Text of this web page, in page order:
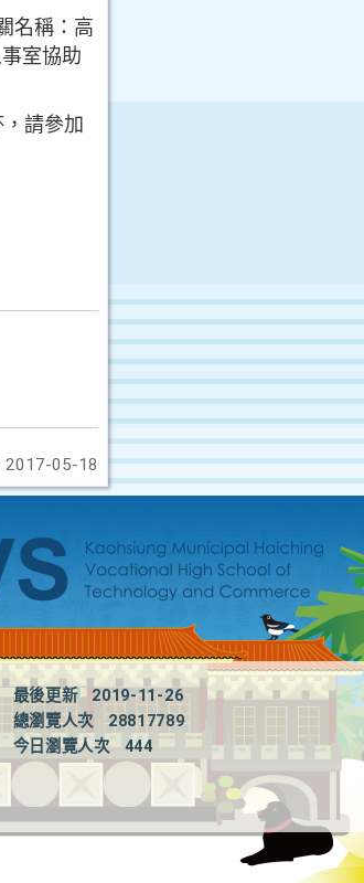
名稱：高
室協助
請參加
2017-05-18
最後更新
2019-11-26
總瀏覽人次
28817789
今日瀏覽人次
444